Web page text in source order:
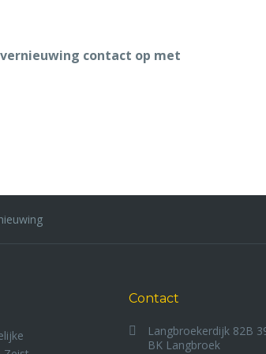
contact op met
Contact
Langbroekerdijk 82B
BK Langbroek